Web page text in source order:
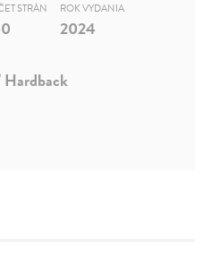
STRÁN ROK VYDANIA
2024
Hardback